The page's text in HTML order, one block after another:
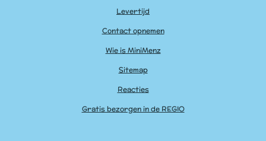
Levertijd
Contact opnemen
Wie is MiniMenz
Sitemap
Reacties
Gratis bezorgen in de REGIO